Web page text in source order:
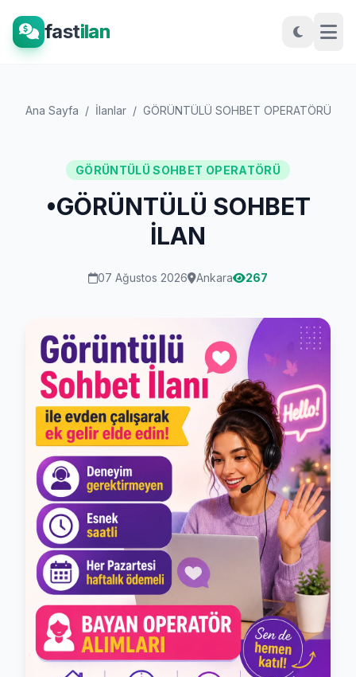
fastilan
Ana Sayfa / İlanlar / GÖRÜNTÜLÜ SOHBET OPERATÖRÜ
GÖRÜNTÜLÜ SOHBET OPERATÖRÜ
•GÖRÜNTÜLÜ SOHBET
İLAN
07 Ağustos 2026 Ankara 267